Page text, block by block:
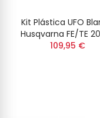
Kit Plástica UFO
Husqvarna FE/TE
109,95 €